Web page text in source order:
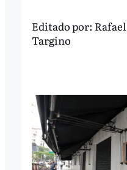
Editado por: Rafael
Targino